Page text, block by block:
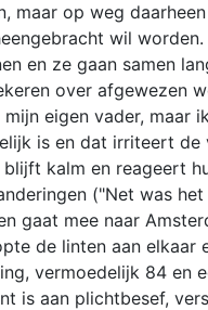
maar op weg
wil
en ze gaan samen
over afgewezen
eigen vader,
is en dat irriteert
kalm en reageert
("Net was
gaat mee naar
de linten aan
vermoedelijk 84 en
is aan plichtbesef,